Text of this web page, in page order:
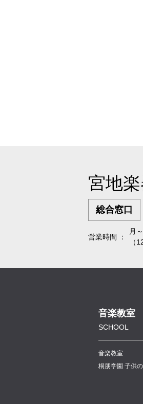
宮地
総合窓口
営業時間 ：
月
（
音楽教室
SCHOOL
音楽教室
桐朋学園 子供